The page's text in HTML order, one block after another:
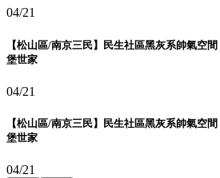
04/21
【松山區/南京三民】民生社區黑灰系帥氣空
堡世家
04/21
【松山區/南京三民】民生社區黑灰系帥氣空
堡世家
04/21